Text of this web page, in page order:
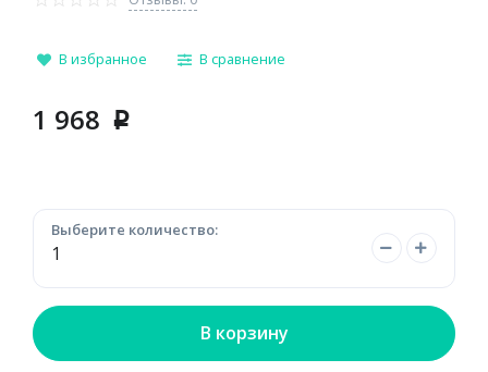
В избранное В сравнение
1 968 p
Выберите количество:
В корзину